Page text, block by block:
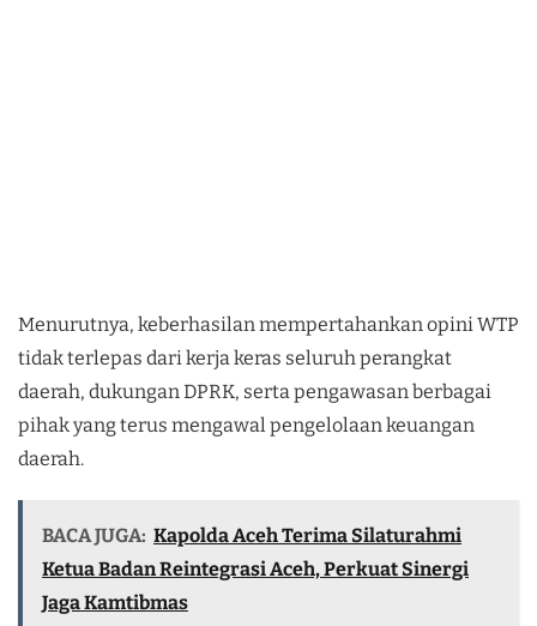
Menurutnya, keberhasilan mempertahankan opini WTP
tidak terlepas dari kerja keras seluruh perangkat
daerah, dukungan DPRK, serta pengawasan berbagai
pihak yang terus mengawal pengelolaan keuangan
daerah.
BACA JUGA: Kapolda Aceh Terima Silaturahmi
Ketua Badan Reintegrasi Aceh, Perkuat Sinergi
Jaga Kamtibmas